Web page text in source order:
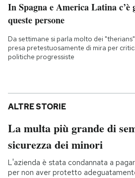
In Spagna e America Latina c’è
queste persone
Da settimane si parla molto dei
presa pretestuosamente di mira per
politiche progressiste
ALTRE STORIE
La multa più grande di
sicurezza dei minori
L'azienda è stata condannata a
per non aver protetto